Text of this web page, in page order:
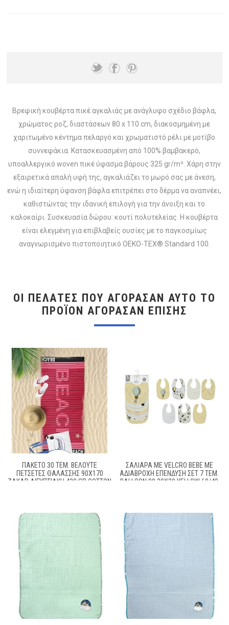
Βρεφική κουβέρτα πικέ αγκαλιάς με ανάγλυφο σχέδιο βάφλα,
χρώματος ροζ, διαστάσεων 80 x 110 cm, διακοσμημένη με
χαριτωμένο κέντημα πελαργό και χρωματιστό ρέλι με μοτίβο
συννεφάκια. Κατασκευασμένη από 100% βαμβακερό,
υποαλλεργικό woven πικέ ύφασμα βάρους 325 gr/m². Χάρη στην
εξαιρετικά απαλή υφή της, αγκαλιάζει το μωρό σας με άνεση,
ενώ η ιδιαίτερη ύφανση βάφλα επιτρέπει στο δέρμα να αναπνέει,
καθιστώντας την ιδανική επιλογή για την άνοιξη και το
καλοκαίρι. Συσκευασία δώρου: κουτί πολυτελείας. Η κουβέρτα
είναι ελεγμένη για επιβλαβείς ουσίες με το παγκοσμίως
αναγνωρισμένο πιστοποιητικό OEKO-TEX® Standard 100.
ΟΙ ΠΕΛΆΤΕΣ ΠΟΥ ΑΓΌΡΑΣΑΝ ΑΥΤΌ ΤΟ
ΠΡΟΪΌΝ ΑΓΌΡΑΣΑΝ ΕΠΊΣΗΣ
ΠΑΚΕΤΟ 30 ΤΕΜ. ΒΕΛΟΥΤΕ
ΠΕΤΣΕΤΕΣ ΘΑΛΑΣΣΗΣ 90X170
ΖΑΚΑΡ ΑΙΓΥΠΤΙΑΚΗ 420 GR COTTON
ΣΑΛΙΆΡΑ ΜΕ VELCRO BEBE ΜΕ
ΑΔΙΆΒΡΟΧΗ ΕΠΈΝΔΥΣΗ ΣΕΤ 7 ΤΕΜ.
BALLOON 09 30X20 YELLOW 60/40